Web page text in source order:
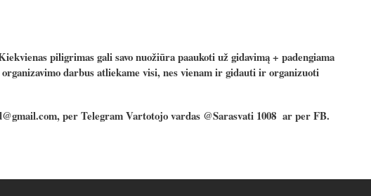
piligrimas gali savo nuožiūra paaukoti už gidavimą + padengiama
darbus atliekame visi, nes vienam ir gidauti ir organizuoti
per Telegram Vartotojo vardas @Sarasvati 1008 ar per FB.